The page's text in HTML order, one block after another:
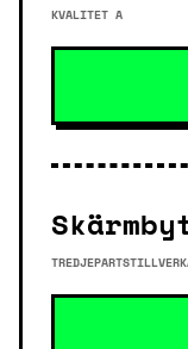
KVALITET A